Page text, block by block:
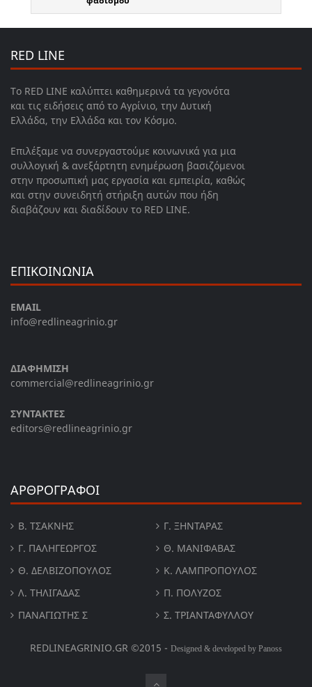
RED LINE
Το RED LINE καλύπτει καθημερινά τα γεγονότα
και τις ειδήσεις από το Αγρίνιο, την Δυτική
Ελλάδα, την Ελλάδα και τον Κόσμο.
Επιλέξαμε να συνεργαστούμε κοινωνικά για μια
συλλογική & ανεξάρτητη ενημέρωση βασιζόμενοι
στην προσωπική μας εργασία και εμπειρία, καθώς
και στην συνειδητή στήριξη αυτών που ήδη
διαβάζουν και διαδίδουν το RED LINE.
ΕΠΙΚΟΙΝΩΝΙΑ
EMAIL
info@redlineagrinio.gr
ΔΙΑΦΗΜΙΣΗ
commercial@redlineagrinio.gr
ΣΥΝΤΑΚΤΕΣ
editors@redlineagrinio.gr
ΑΡΘΡΟΓΡΑΦΟΙ
Β. ΤΣΆΚΝΗΣ
Γ. ΞΗΝΤΆΡΑΣ
Γ. ΠΑΛΗΓΕΏΡΓΟΣ
Θ. ΜΑΝΙΦΑΒΑΣ
Θ. ΔΕΛΒΙΖΌΠΟΥΛΟΣ
Κ. ΛΑΜΠΡΟΠΟΥΛΟΣ
Λ. ΤΗΛΙΓΑΔΑΣ
Π. ΠΟΛΎΖΟΣ
ΠΑΝΑΓΙΏΤΗΣ Σ
Σ. ΤΡΙΑΝΤΑΦΥΛΛΟΥ
REDLINEAGRINIO.GR ©2015 - Designed & developed by Panoss